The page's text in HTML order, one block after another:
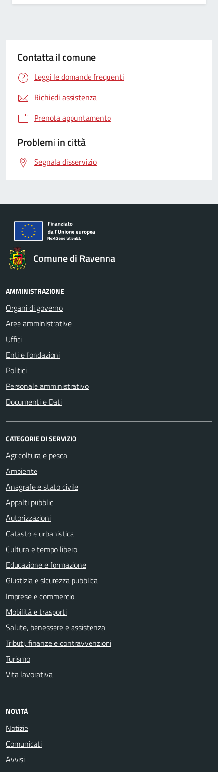
Contatta il comune
Leggi le domande frequenti
Richiedi assistenza
Prenota appuntamento
Problemi in città
Segnala disservizio
Comune di Ravenna
AMMINISTRAZIONE
Organi di governo
Aree amministrative
Uffici
Enti e fondazioni
Politici
Personale amministrativo
Documenti e Dati
CATEGORIE DI SERVIZIO
Agricoltura e pesca
Ambiente
Anagrafe e stato civile
Appalti pubblici
Autorizzazioni
Catasto e urbanistica
Cultura e tempo libero
Educazione e formazione
Giustizia e sicurezza pubblica
Imprese e commercio
Mobilità e trasporti
Salute, benessere e assistenza
Tributi, finanze e contravvenzioni
Turismo
Vita lavorativa
NOVITÀ
Notizie
Comunicati
Avvisi